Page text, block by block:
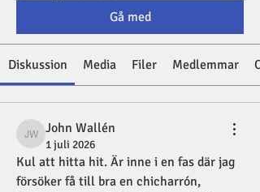
Gå med
Diskussion Media Filer Medlemmar
John Wallén
John Wallén
1 juli 2026
Kul att hitta hit. Är inne i en fas där jag
försöker få till bra en chicharrón,